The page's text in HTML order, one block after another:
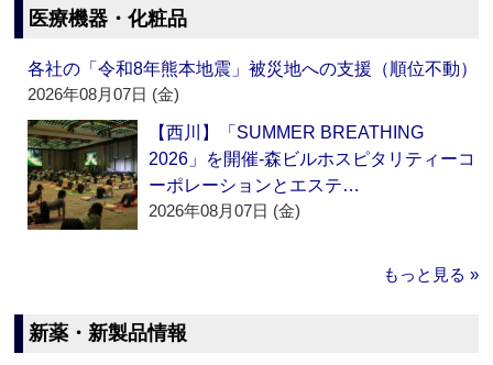
医療機器・化粧品
各社の「令和8年熊本地震」被災地への支援（順位不動）
2026年08月07日 (金)
【西川】「SUMMER BREATHING
2026」を開催‐森ビルホスピタリティーコ
ーポレーションとエステ…
2026年08月07日 (金)
もっと見る »
新薬・新製品情報